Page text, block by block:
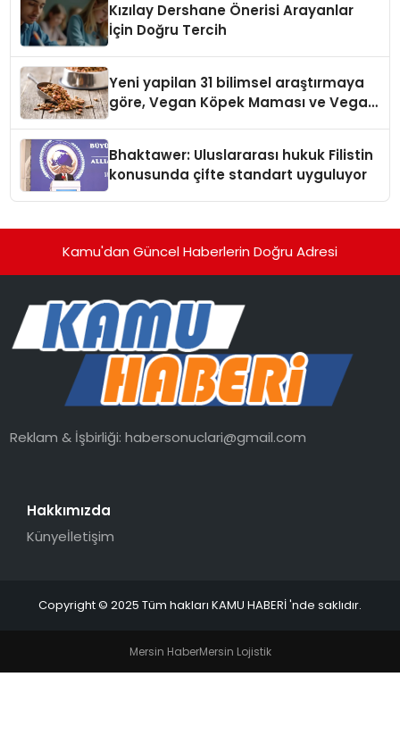
Kızılay Dershane Önerisi Arayanlar
İçin Doğru Tercih
Yeni yapilan 31 bilimsel araştırmaya
göre, Vegan Köpek Maması ve Vegan
Bhaktawer: Uluslararası hukuk Filistin
konusunda çifte standart uyguluyor
Kamu'dan Güncel Haberlerin Doğru Adresi
Reklam & İşbirliği:habersonuclari@gmail.com
Hakkımızda
Künyeİletişim
Copyright © 2025 Tüm hakları KAMU HABERİ 'nde saklıdır.
Mersin HaberMersin Lojistik